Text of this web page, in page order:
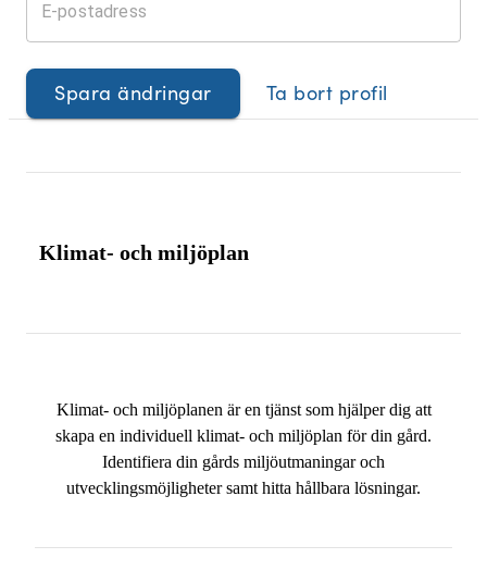
Spara ändringar Ta bort profil
Klimat- och miljöplan
Klimat- och miljöplanen är en tjänst som hjälper dig att
skapa en individuell klimat- och miljöplan för din gård.
Identifiera din gårds miljöutmaningar och
utvecklingsmöjligheter samt hitta hållbara lösningar.